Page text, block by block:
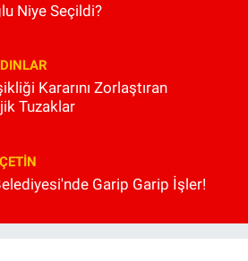
Niye Seçildi?
Kararını Zorlaştıran
Tuzaklar
Garip Garip İşler!